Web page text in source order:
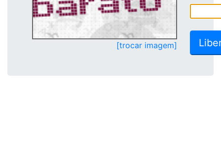
[trocar imagem]